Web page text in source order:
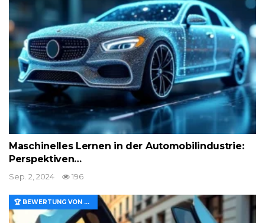
Maschinelles Lernen in der Automobilindustrie:
Perspektiven…
Sep. 2, 2024 196
🏆 BEWERTUNG VON MERKMALEN UND WERT